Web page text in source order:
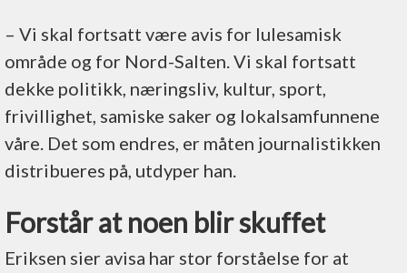
– Vi skal fortsatt være avis for lulesamisk
område og for Nord-Salten. Vi skal fortsatt
dekke politikk, næringsliv, kultur, sport,
frivillighet, samiske saker og lokalsamfunnene
våre. Det som endres, er måten journalistikken
distribueres på, utdyper han.
Forstår at noen blir skuffet
Eriksen sier avisa har stor forståelse for at